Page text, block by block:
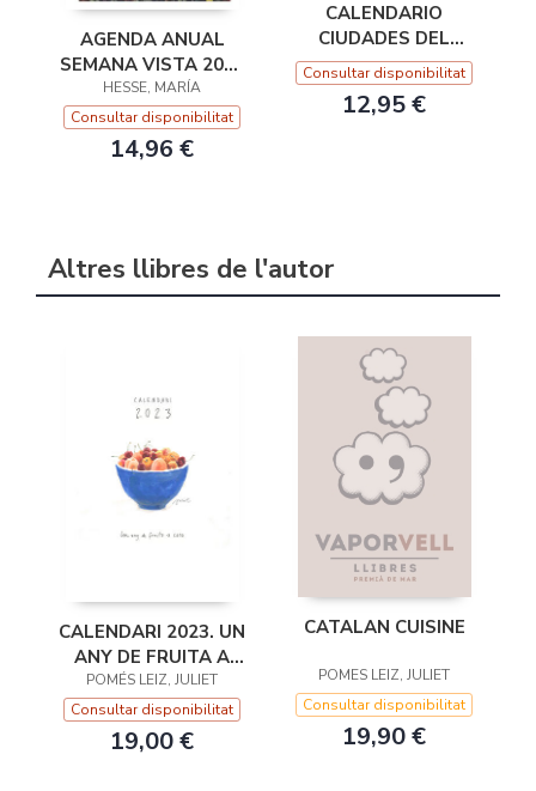
AGENDA ANUAL
SEMANA VISTA 2022
MARÍA HESSE
HESSE, MARÍA
Consultar disponibilitat
14,96 €
CALENDARIO
CIUDADES DEL
MUNDO 2022
Consultar disponibilitat
12,95 €
Altres llibres de l'autor
CALENDARI 2023. UN
ANY DE FRUITA A
CASA
POMÉS LEIZ, JULIET
Consultar disponibilitat
19,00 €
CATALAN CUISINE
POMES LEIZ, JULIET
Consultar disponibilitat
19,90 €